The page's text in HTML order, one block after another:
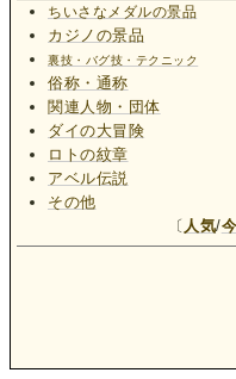
ちいさなメダルの景品
カジノの景品
裏技・バグ技・テクニック
俗称・通称
関連人物・団体
ダイの大冒険
ロトの紋章
アベル伝説
その他
〔 人気/